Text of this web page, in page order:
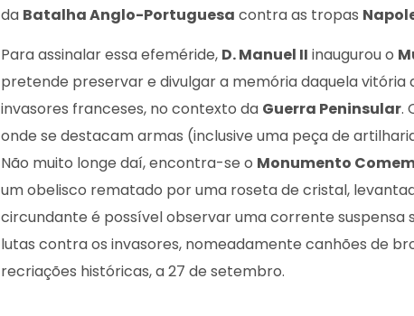
da Batalha Anglo-Portuguesa contra as tropas
Para assinalar essa efeméride, D. Manuel II inaugurou o
pretende preservar e divulgar a memória daquela vitória
invasores franceses, no contexto da Guerra Peninsular.
onde se destacam armas (inclusive uma peça de
Não muito longe daí, encontra-se o Monumento
um obelisco rematado por uma roseta de cristal,
circundante é possível observar uma corrente suspensa
lutas contra os invasores, nomeadamente canhões de
recriações históricas, a 27 de setembro.